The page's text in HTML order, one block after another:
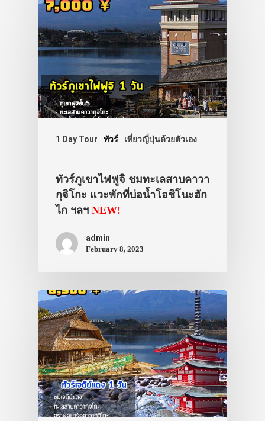
1 Day Tour ทัวร์ เที่ยวญี่ปุ่นด้วยตัวเอง
ทัวร์ภูเขาไฟฟูจิ ชมทะเลสาบคาวา
กุจิโกะ แวะพักที่บ่อน้ำโอชิโนะฮัก
ไก ฯลฯ NEW!
admin
February 8, 2023
ประเทศญี่ปุ่น
เที่ยวญี่ปุ่นด้ว
เอง
รถบัส
ทัวร์
ที่พัก
ภาพประทับใจ